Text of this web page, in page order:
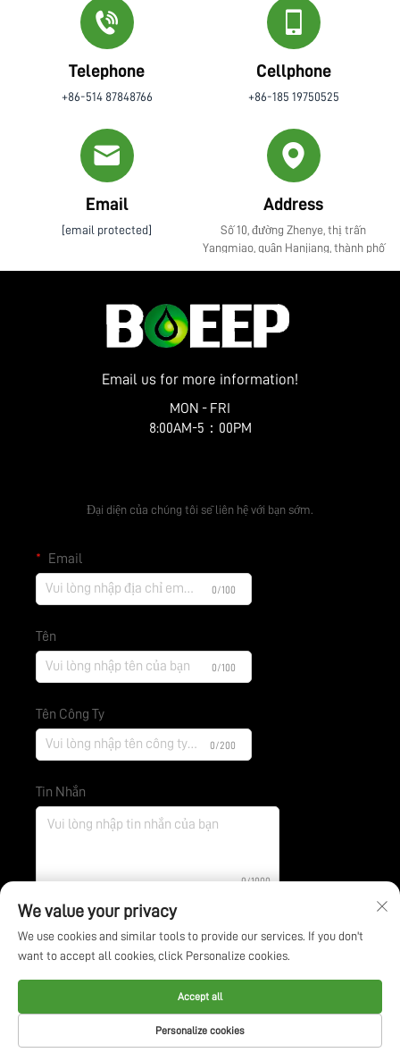
Telephone
+86-514 87848766
Cellphone
+86-185 19750525
Email
[email protected]
Address
Số 10, đường Zhenye, thị trấn
Yangmiao, quận Hanjiang, thành phố
Email us for more information!
MON - FRI
8:00AM-5：00PM
Đại diện của chúng tôi sẽ liên hệ với bạn sớm.
Email
0/100
Tên
0/100
Tên Công Ty
0/200
Tin Nhắn
0/1000
Gửi
Bản quyền © Công ty Công nghệ Bảo vệ Môi trường BOE
Giang Tô. Tất cả các quyền được bảo lưu -Privacy Policy-
We value your privacy
We use cookies and similar tools to provide our services. If you don't
want to accept all cookies, click Personalize cookies.
Personalize cookies
Accept all